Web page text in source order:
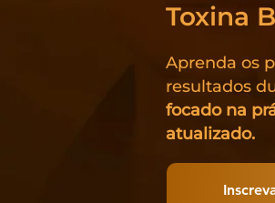
Toxina
Aprenda os
resultados
focado na
atualizado.